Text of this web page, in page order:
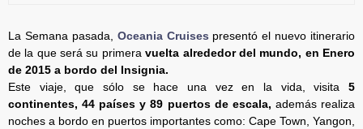
La Semana pasada, Oceania Cruises presentó el nuevo itinerario
de la que será su primeravuelta alrededor del mundo, en Enero
de 2015 a bordo del Insignia.
Este viaje, que sólo se hace una vez en la vida, visita 5
continentes, 44 países y 89 puertos de escala, además realiza
noches a bordo en puertos importantes como: Cape Town, Yangon,